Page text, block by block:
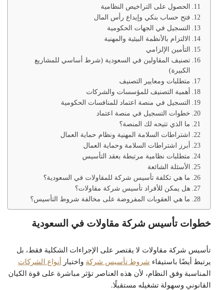
الحصول على التراخيص النظامية
فتح حساب بنكي وإيداع رأس المال
التسجيل في الجهات الحكومية
الالتزام بالأنظمة البيئية والمهنية
التأمين الإلزامي
تصنيف المقاولين في السعودية (شرط أساسي للمشاريع
الكبيرة)
متطلبات ومعايير التصنيف
أهمية التصنيف للمؤسسات والشركات
التسجيل في منصة اعتماد للمنافسات الحكومية
خطوات التسجيل في منصة اعتماد
ما الذي تتيحه لك المنصة؟
اشتراطات السلامة المهنية ونظام حماية العمال
أبرز اشتراطات السلامة وحماية العمال
متطلبات نظامية مرتبطة بعقد التأسيس
الأسئلة الشائعة
ما هي تكلفة تأسيس شركة للمقاولات في السعودية؟
هل يمكن للأفراد تأسيس شركة مقاولات؟
ما هي العقوبات المفروضة على مخالفة شروط التأسيس؟
خطوات تأسيس شركة مقاولات في السعودية
تأسيس شركة مقاولات لا يقتصر على الإجراءات الشكلية فقط، بل
يرتبط أيضًا باستيفاء شروط تأسيس شركة واختيار
أنواع الشركات
المناسبة وفق النظام، لأن هذه العناصر تؤثر مباشرة على قوة الكيان
القانوني وسهولة تشغيله مستقبلًا.